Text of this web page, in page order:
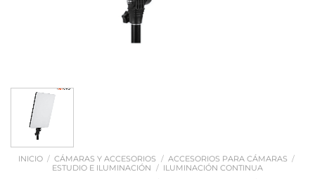
INICIO / CÁMARAS Y ACCESORIOS / ACCESORIOS PARA CÁMARAS /
ESTUDIO E ILUMINACIÓN / ILUMINACIÓN CONTINUA